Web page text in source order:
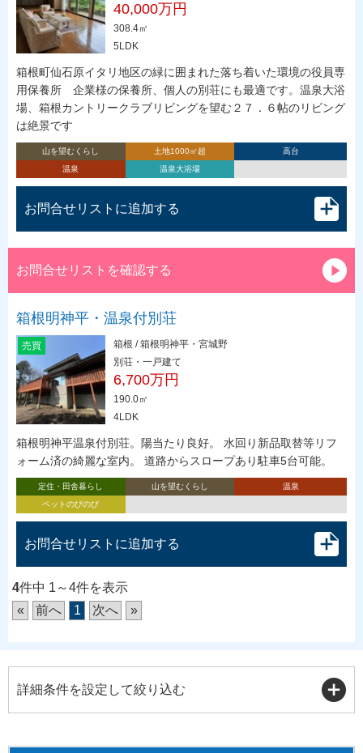
40,000万円
308.4㎡
5LDK
箱根町仙石原イタリ地区の緑に囲まれた落ち着いた環境の役員専
用保養所 企業様の保養所、個人の別荘にも最適です。温泉大浴
場、箱根カントリークラブリビングを望む２７．６帖のリビング
は絶景です
山を望むくらし 土地1000㎡超
高台
温泉
温泉大浴場
お問合せリストに追加する
お問合せリストを確認する
箱根明神平・温泉付別荘
売買
箱根 / 箱根明神平・宮城野
別荘・一戸建て
6,700万円
190.0㎡
4LDK
箱根明神平温泉付別荘。陽当たり良好。 水回り新品取替等リフ
ォーム済の綺麗な室内。 道路からスロープあり駐車5台可能。
定住・田舎暮らし 山を望むくらし
温泉
ペットのびのび
お問合せリストに追加する
4件中 1～4件を表示
«
前へ 1 次へ »
詳細条件を設定して絞り込む